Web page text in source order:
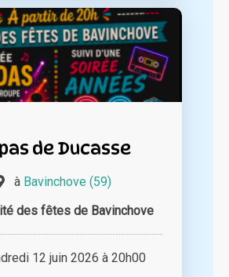
de Ducasse
à Bavinchove (59)
des fêtes de Bavinchove
12 juin 2026 à 20h00